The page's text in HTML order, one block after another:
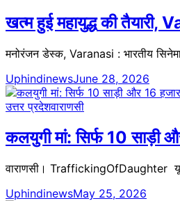
खत्म हुई महायुद्ध की तैयारी,
मनोरंजन डेस्क, Varanasi : भारतीय
UphindinewsJune 28, 2026
उत्तर प्रदेशवाराणसी
कलयुगी मां: सिर्फ 10 साड़ी
वाराणसी। TraffickingOfDaughter
UphindinewsMay 25, 2026